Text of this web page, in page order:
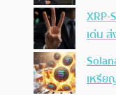
XRP-
เด่น
เหรีย